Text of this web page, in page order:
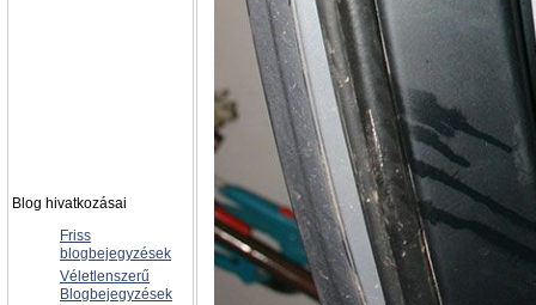
Blog hivatkozásai
Friss
blogbejegyzések
Véletlenszerű
Blogbejegyzések